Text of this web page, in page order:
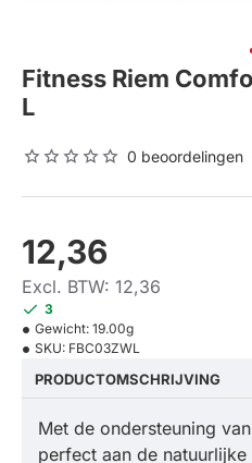
Fitness Riem
L
0 beoordelingen
12,36
Excl. BTW: 12,36
3
Gewicht: 19.00g
SKU: FBC03ZWL
PRODUCTOMSCHRIJVING
Met de ondersteuning
perfect aan de